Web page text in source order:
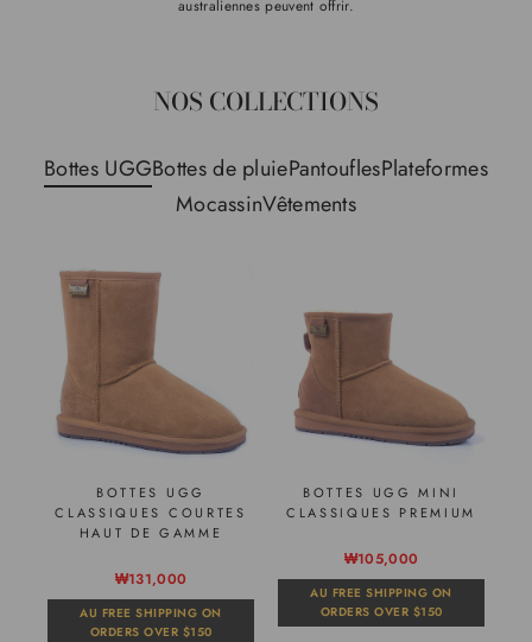
australiennes peuvent offrir.
NOS COLLECTIONS
Bottes UGGBottes de pluiePantouflesPlateformes
MocassinVêtements
BOTTES UGG
CLASSIQUES COURTES
HAUT DE GAMME
₩131,000
AU FREE SHIPPING ON
ORDERS OVER $150
BOTTES UGG MINI
CLASSIQUES PREMIUM
₩105,000
AU FREE SHIPPING ON
ORDERS OVER $150